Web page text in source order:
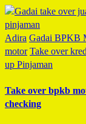
Adira Gadai BPKB
motor Take over
up Pinjaman
Take over bpkb
checking